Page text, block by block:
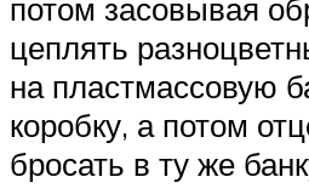
потом засовывая
цеплять
на пластмассовую
коробку, а потом
бросать в ту же